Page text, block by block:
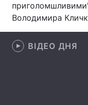
Цікавинки
Екологія
Лонгріди
Володимира
ВІДЕО ДНЯ